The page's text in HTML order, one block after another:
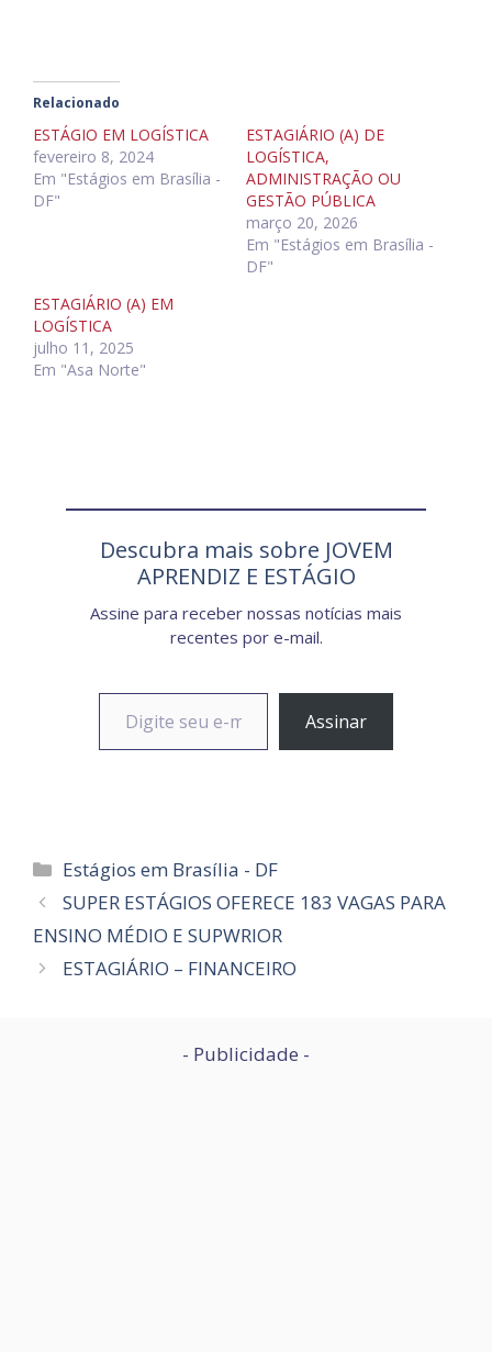
Relacionado
ESTÁGIO EM LOGÍSTICA
fevereiro 8, 2024
Em "Estágios em Brasília -
DF"
ESTAGIÁRIO (A) DE
LOGÍSTICA,
ADMINISTRAÇÃO OU
GESTÃO PÚBLICA
março 20, 2026
Em "Estágios em Brasília -
DF"
ESTAGIÁRIO (A) EM
LOGÍSTICA
julho 11, 2025
Em "Asa Norte"
Descubra mais sobre JOVEM
APRENDIZ E ESTÁGIO
Assine para receber nossas notícias mais
recentes por e-mail.
Digite seu e-mail…
Assinar
Categorias
Estágios em Brasília - DF
SUPER ESTÁGIOS OFERECE 183 VAGAS PARA
ENSINO MÉDIO E SUPWRIOR
ESTAGIÁRIO – FINANCEIRO
- Publicidade -